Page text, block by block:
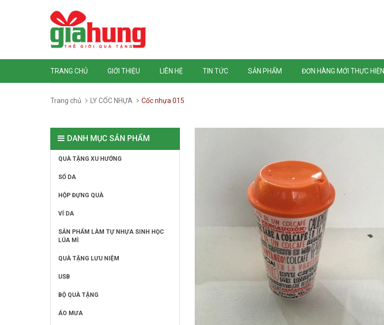
TRANG CHỦ GIỚI THIỆU LIÊN HỆ TIN TỨC SẢN PHẨM ĐƠN HÀNG MỚI THỰC HIỆN
Trang chủ LY CỐC NHỰA Cốc nhựa 015
DANH MỤC SẢN PHẨM
QUÀ TẶNG XU HƯỚNG
SỔ DA
HỘP ĐỰNG QUÀ
VÍ DA
SẢN PHẨM LÀM TỰ NHỰA SINH HỌC
LÚA MÌ
QUÀ TẶNG LƯU NIỆM
USB
BỘ QUÀ TẶNG
ÁO MƯA